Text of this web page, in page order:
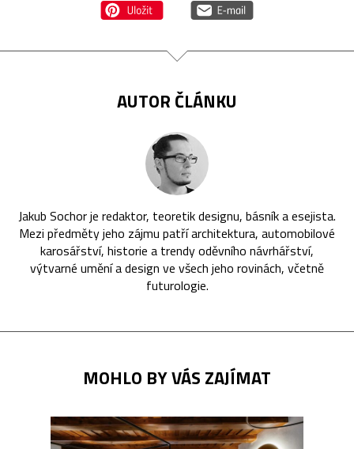
AUTOR ČLÁNKU
Jakub Sochor je redaktor, teoretik designu, básník a esejista.
Mezi předměty jeho zájmu patří architektura, automobilové
karosářství, historie a trendy oděvního návrhářství,
výtvarné umění a design ve všech jeho rovinách, včetně
futurologie.
MOHLO BY VÁS ZAJÍMAT